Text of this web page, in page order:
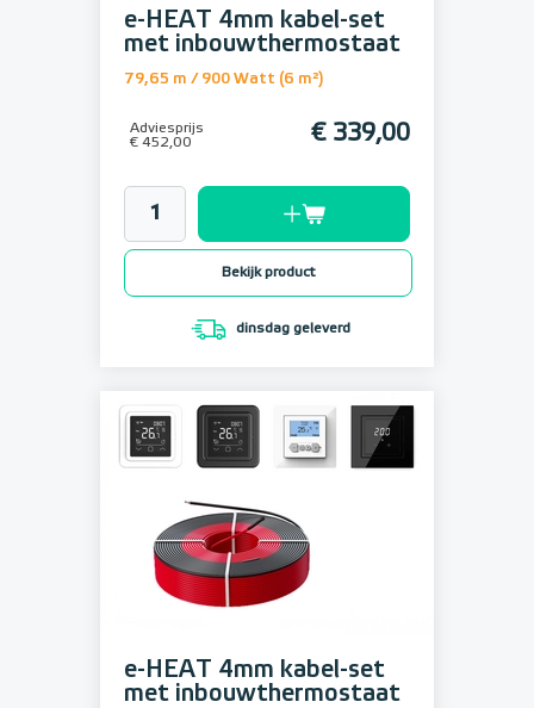
e-HEAT 4mm kabel-set
met inbouwthermostaat
79,65 m / 900 Watt (6 m²)
Adviesprijs
€ 452,00
€ 339,00
Bekijk product
dinsdag geleverd
e-HEAT 4mm kabel-set
met inbouwthermostaat